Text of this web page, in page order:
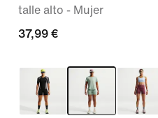
talle alto - Mujer
37,99 €